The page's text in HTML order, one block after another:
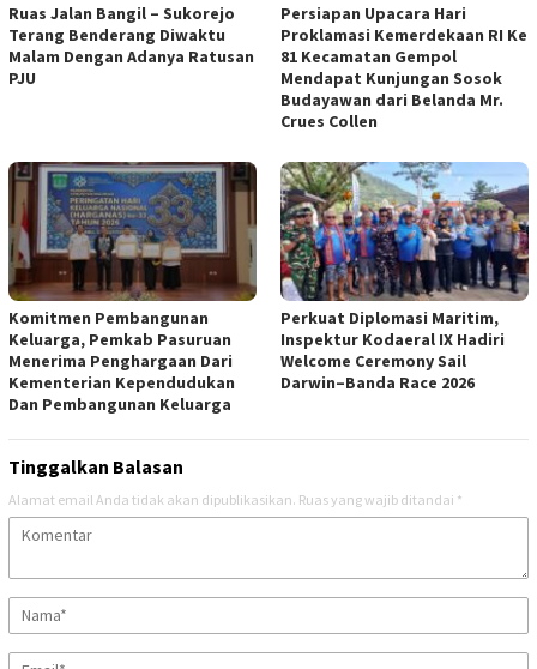
Ruas Jalan Bangil – Sukorejo
Terang Benderang Diwaktu
Malam Dengan Adanya Ratusan
PJU
Persiapan Upacara Hari
Proklamasi Kemerdekaan RI Ke
81 Kecamatan Gempol
Mendapat Kunjungan Sosok
Budayawan dari Belanda Mr.
Crues Collen
Komitmen Pembangunan
Keluarga, Pemkab Pasuruan
Menerima Penghargaan Dari
Kementerian Kependudukan
Dan Pembangunan Keluarga
Perkuat Diplomasi Maritim,
Inspektur Kodaeral IX Hadiri
Welcome Ceremony Sail
Darwin–Banda Race 2026
Tinggalkan Balasan
Alamat email Anda tidak akan dipublikasikan. Ruas yang wajib ditandai *